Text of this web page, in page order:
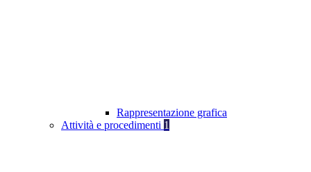
Rappresentazione grafica
Attività e procedimenti 1